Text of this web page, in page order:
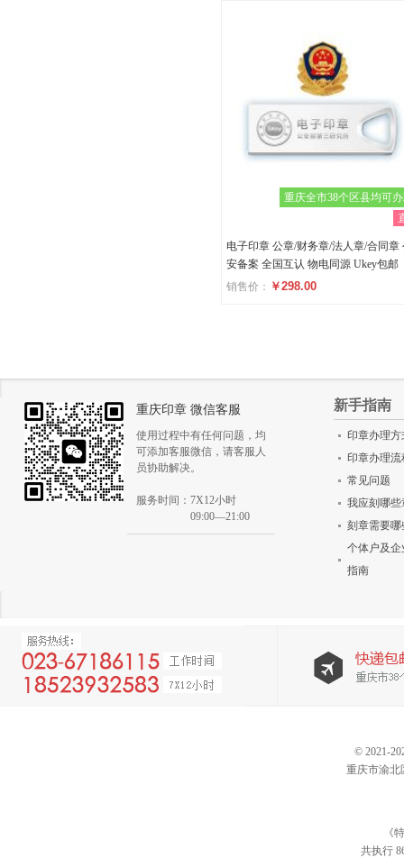
重庆全市38个区县均可
电子印章 公章/财务章/法人章/合同章
安备案 全国互认 物电同源 Ukey包邮
销售价： ￥298.00
重庆印章 微信客服
使用过程中有任何问题，均
可添加客服微信，请客服人
员协助解决。
服务时间：7X12小时
09:00—21:00
新手指南
印章办理方
印章办理流
常见问题
我应刻哪些
刻章需要哪
个体户及企
指南
© 2021-
重庆市渝北
《
共执行